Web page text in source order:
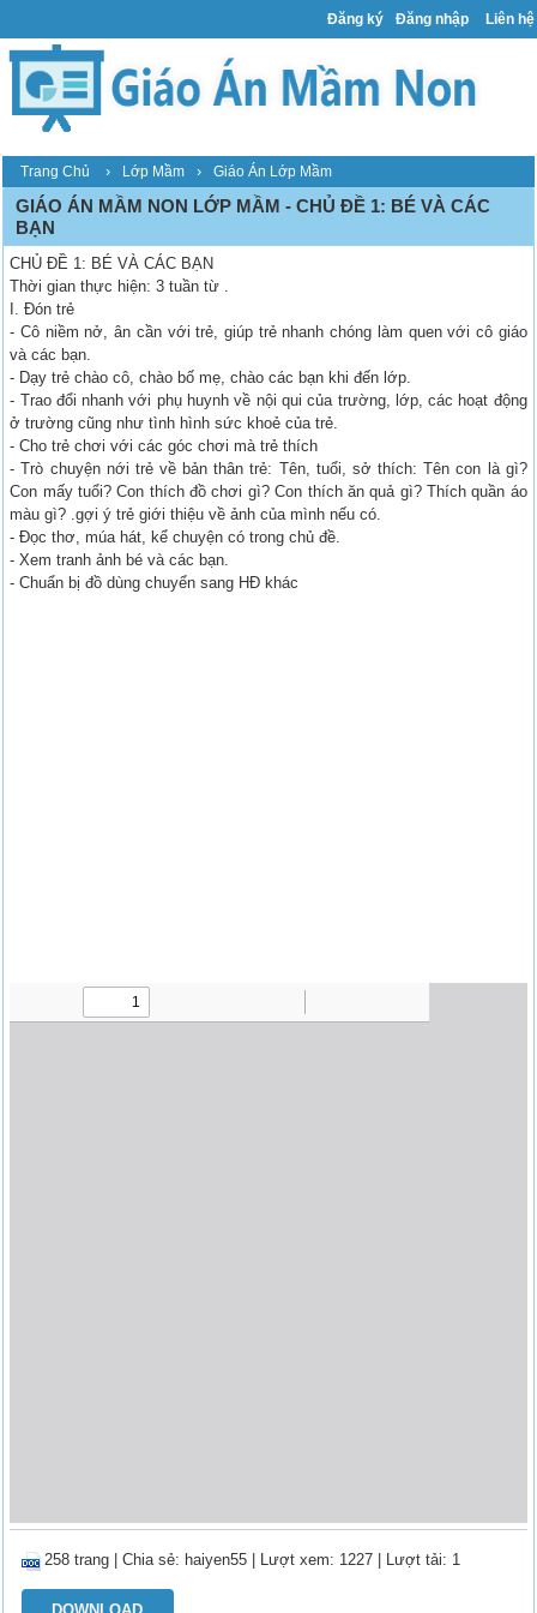
Đăng ký Đăng nhập Liên hệ
Trang Chủ › Lớp Mầm › Giáo Án Lớp Mầm
GIÁO ÁN MẦM NON LỚP MẦM - CHỦ ĐỀ 1: BÉ VÀ CÁC
BẠN
CHỦ ĐỀ 1: BÉ VÀ CÁC BẠN
Thời gian thực hiện: 3 tuần từ .
I. Đón trẻ
- Cô niềm nở, ân cần với trẻ, giúp trẻ nhanh chóng làm quen với cô giáo
và các bạn.
- Dạy trẻ chào cô, chào bố mẹ, chào các bạn khi đến lớp.
- Trao đổi nhanh với phụ huynh về nội qui của trường, lớp, các hoạt động
ở trường cũng như tình hình sức khoẻ của trẻ.
- Cho trẻ chơi với các góc chơi mà trẻ thích
- Trò chuyện nới trẻ về bản thân trẻ: Tên, tuổi, sở thích: Tên con là gì?
Con mấy tuổi? Con thích đồ chơi gì? Con thích ăn quả gì? Thích quần áo
màu gì? .gợi ý trẻ giới thiệu về ảnh của mình nếu có.
- Đọc thơ, múa hát, kể chuyện có trong chủ đề.
- Xem tranh ảnh bé và các bạn.
- Chuẩn bị đồ dùng chuyển sang HĐ khác
258 trang |Chia sẻ: haiyen55 | Lượt xem: 1227 | Lượt tải: 1